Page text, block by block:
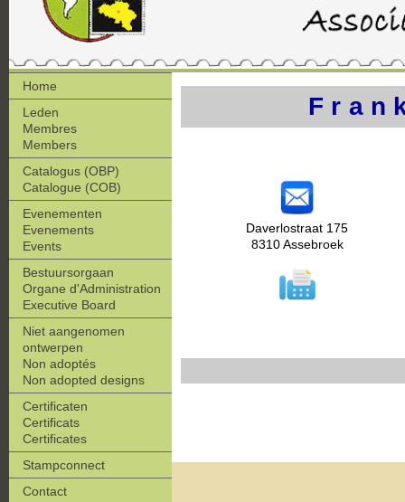
Home
Leden
Membres
Members
Catalogus (OBP)
Catalogue (COB)
Evenementen
Evenements
Events
Bestuursorgaan
Organe d'Administration
Executive Board
Niet aangenomen
ontwerpen
Non adoptés
Non adopted designs
Certificaten
Certificats
Certificates
Stampconnect
Contact
Daverlostraat 175
8310 Assebroek